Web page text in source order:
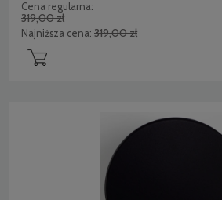
Cena regularna:
319,00 zł
Najniższa cena: 319,00 zł